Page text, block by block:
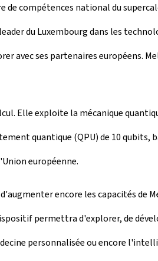
compétences national du
du Luxembourg dans les
avec ses partenaires européens.
Elle exploite la mécanique
quantique (QPU) de 10 qubits,
européenne.
encore les capacités de
permettra d'explorer, de
personnalisée ou encore